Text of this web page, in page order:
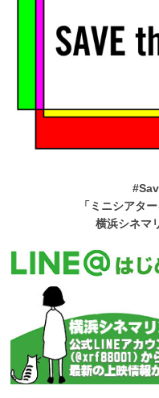
「ミニシアタ
横浜シネマ